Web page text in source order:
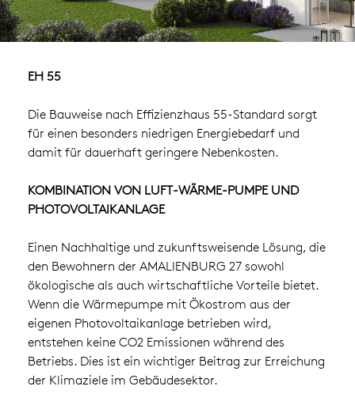
EH 55
Die Bauweise nach Effizienzhaus 55-Standard sorgt
für einen besonders niedrigen Energiebedarf und
damit für dauerhaft geringere Nebenkosten.
KOMBINATION VON LUFT-WÄRME-PUMPE UND
PHOTOVOLTAIKANLAGE
Einen Nachhaltige und zukunftsweisende Lösung, die
den Bewohnern der AMALIENBURG 27 sowohl
ökologische als auch wirtschaftliche Vorteile bietet.
Wenn die Wärmepumpe mit Ökostrom aus der
eigenen Photovoltaikanlage betrieben wird,
entstehen keine CO2 Emissionen während des
Betriebs. Dies ist ein wichtiger Beitrag zur Erreichung
der Klimaziele im Gebäudesektor.